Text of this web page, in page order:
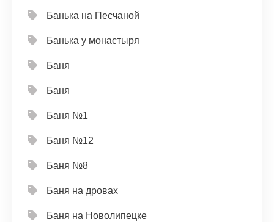
Банька на Песчаной
Банька у монастыря
Баня
Баня
Баня №1
Баня №12
Баня №8
Баня на дровах
Баня на Новолипецке